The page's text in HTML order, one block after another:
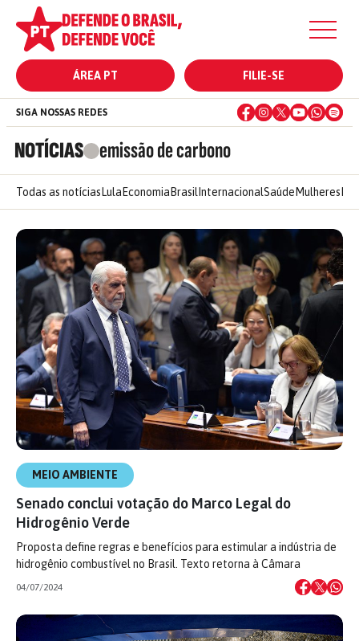
ÁREA PT FILIE-SE
NOTÍCIAS emissão de carbono
SIGA NOSSAS REDES
Todas as notícias Lula Economia Brasil InternacionalSaúde Mulheres
MEIO AMBIENTE
Senado conclui votação do Marco Legal do
Hidrogênio Verde
Proposta define regras e benefícios para estimular a indústria de
hidrogênio combustível no Brasil. Texto retorna à Câmara
04/07/2024